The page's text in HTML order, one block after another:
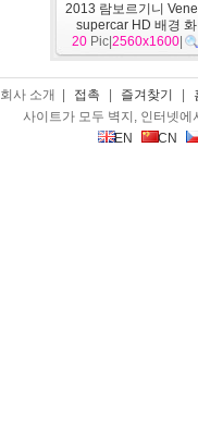
2013 람보르기니
supercar HD 배경
20 Pic| 2560x1600
회사 소개 | 접촉 즐겨찾기
사이트가 모두 벽지, 인터넷
EN
CN